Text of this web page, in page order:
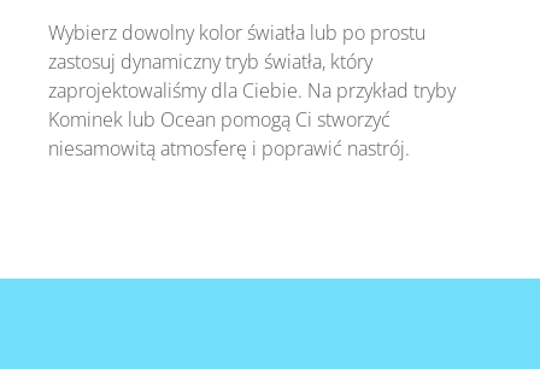
Wybierz dowolny kolor światła lub po prostu
zastosuj dynamiczny tryb światła, który
zaprojektowaliśmy dla Ciebie. Na przykład tryby
Kominek lub Ocean pomogą Ci stworzyć
niesamowitą atmosferę i poprawić nastrój.